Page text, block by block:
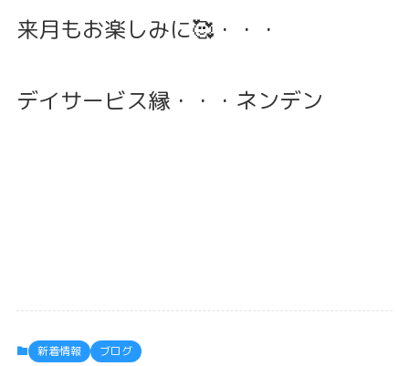
来月もお楽しみに🥰・・・
デイサービス縁・・・ネンデン
新着情報 ブログ